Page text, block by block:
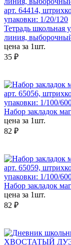
арт. 64414,
упаковки: 1/20/120
Тетрадь школьная
линия,
цена за 1шт.
35 ₽
арт. 65056,
упаковки: 1/100/
Набор закладок
цена за 1шт.
82 ₽
арт. 65059,
упаковки: 1/100/
Набор закладок
цена за 1шт.
82 ₽